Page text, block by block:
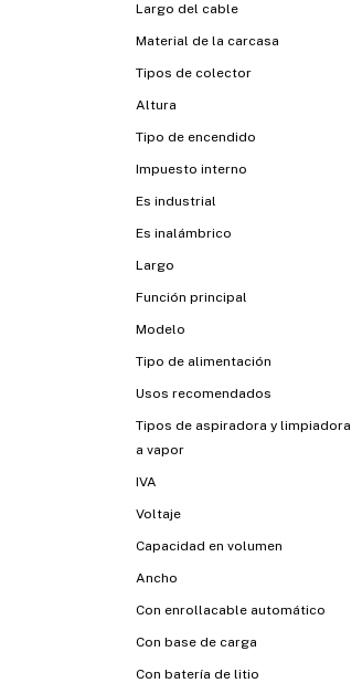
Largo del cable
Material de la carcasa
Tipos de colector
Altura
Tipo de encendido
Impuesto interno
Es industrial
Es inalámbrico
Largo
Función principal
Modelo
Tipo de alimentación
Usos recomendados
Tipos de aspiradora y limpiadora
a vapor
IVA
Voltaje
Capacidad en volumen
Ancho
Con enrollacable automático
Con base de carga
Con batería de litio